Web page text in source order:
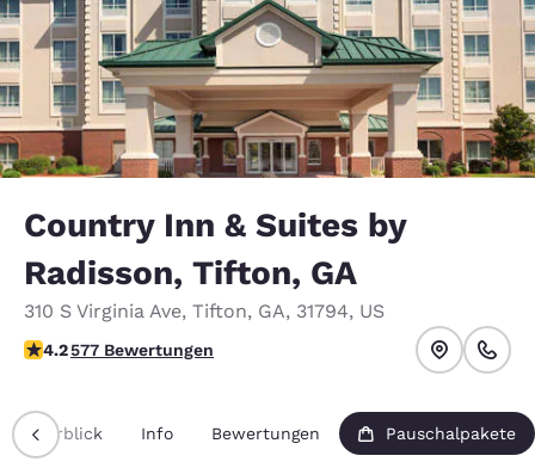
Country Inn & Suites by
Radisson, Tifton, GA
310 S Virginia Ave, Tifton, GA, 31794, US
4.15-Sterne-Bewertung. Sehr gut.
4.2577 Bewertungen
Überblick Info Bewertungen Pauschalpakete